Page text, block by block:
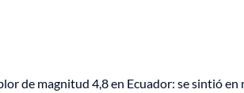
de magnitud 4,8 en Ecuador: se sintió